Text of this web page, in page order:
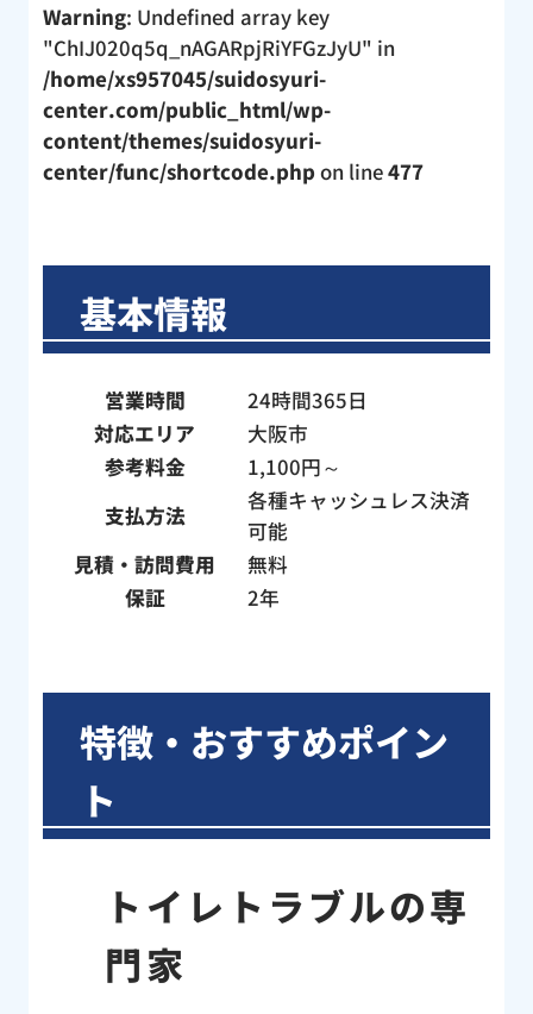
Warning: Undefined array key
"ChIJ020q5q_nAGARpjRiYFGzJyU" in
/home/xs957045/suidosyuri-
center.com/public_html/wp-
content/themes/suidosyuri-
center/func/shortcode.php on line477
基本情報
営業時間
24時間365日
対応エリア
大阪市
参考料金
1,100円～
支払方法
各種キャッシュレス決済
可能
見積・訪問費用
無料
保証
2年
特徴・おすすめポイン
ト
トイレトラブルの専
門家